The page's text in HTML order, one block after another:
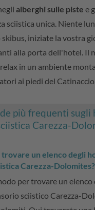
alberghi sulle piste e
sciistica unica. Niente
iniziate la vostra
alla porta dell'hotel. Il
in un ambiente
ai piedi del Catinaccio.
più frequenti sugli
Carezza-
trovare un elenco degli
Carezza-Dolomites?
per trovare un
sciistico Carezza-